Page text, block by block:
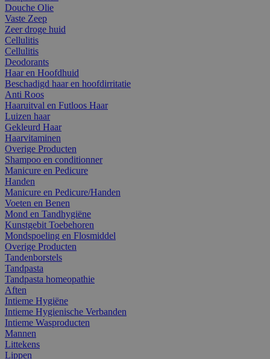
Douche Olie
Vaste Zeep
Zeer droge huid
Cellulitis
Cellulitis
Deodorants
Haar en Hoofdhuid
Beschadigd haar en hoofdirritatie
Anti Roos
Haaruitval en Futloos Haar
Luizen haar
Gekleurd Haar
Haarvitaminen
Overige Producten
Shampoo en conditionner
Manicure en Pedicure
Handen
Manicure en Pedicure/Handen
Voeten en Benen
Mond en Tandhygiëne
Kunstgebit Toebehoren
Mondspoeling en Flosmiddel
Overige Producten
Tandenborstels
Tandpasta
Tandpasta homeopathie
Aften
Intieme Hygiëne
Intieme Hygienische Verbanden
Intieme Wasproducten
Mannen
Littekens
Lippen